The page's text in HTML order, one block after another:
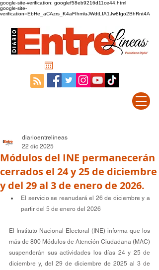
google-site-verification: googlef58eb9216d11ce44.html
google-site-
verification=EbHe_aCAzrs_K4aFIhmluJWdtLIA1Jw8Igo2BhRnt4A
Módulos del INE permanecerán
cerrados el 24 y 25 de diciembre
y del 29 al 3 de enero de 2026.
diarioentrelineas
22 dic 2025
El servicio se reanudará el 26 de diciembre y a
partir del 5 de enero del 2026
El Instituto Nacional Electoral (INE) informa que los
más de 800 Módulos de Atención Ciudadana (MAC)
suspenderán sus actividades los días 24 y 25 de
diciembre y, del 29 de diciembre de 2025 al 3 de